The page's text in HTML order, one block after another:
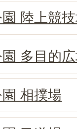
陸上競
多目的
相撲場